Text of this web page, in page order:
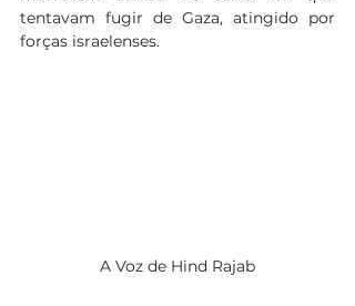
tentavam fugir de Gaza, atingido por
forças israelenses.
A Voz de Hind Rajab